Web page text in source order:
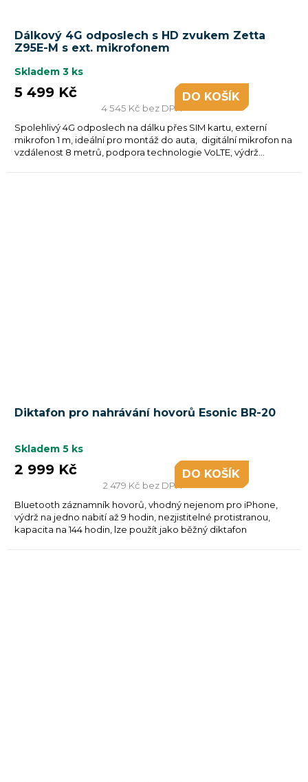
Dálkový 4G odposlech s HD zvukem Zetta
Z95E-M s ext. mikrofonem
Skladem 3 ks
4 545 Kč bez DPH
5 499 Kč DO KOŠÍKU
Spolehlivý 4G odposlech na dálku přes SIM kartu, externí
mikrofon 1 m, ideální pro montáž do auta, digitální mikrofon na
vzdálenost 8 metrů, podpora technologie VoLTE, výdrž...
Diktafon pro nahrávání hovorů Esonic BR-20
Skladem 5 ks
2 479 Kč bez DPH
2 999 Kč DO KOŠÍKU
Bluetooth záznamník hovorů, vhodný nejenom pro iPhone,
výdrž na jedno nabití až 9 hodin, nezjistitelné protistranou,
kapacita na 144 hodin, lze použít jako běžný diktafon